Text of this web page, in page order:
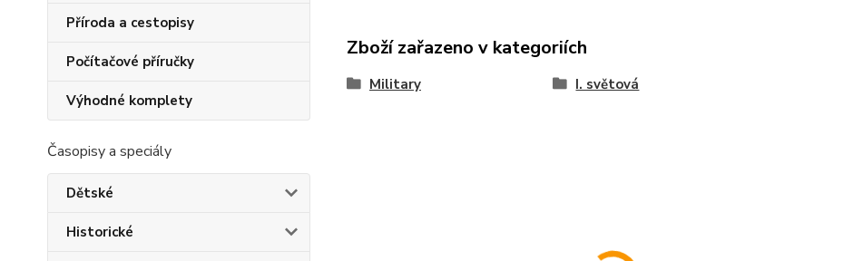
Příroda a cestopisy
Počítačové příručky
Výhodné komplety
Časopisy a speciály
Dětské
Historické
Zboží zařazeno v kategoriích
Military I. světová